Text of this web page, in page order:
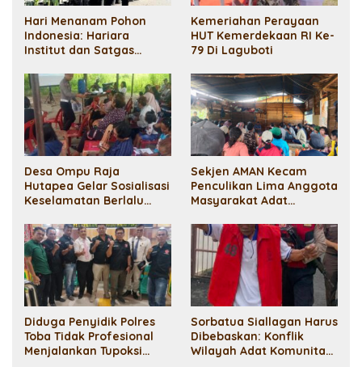
Hari Menanam Pohon
Indonesia: Hariara
Institut dan Satgas
Danau Toba Galakkan
Penghijauan di Baktiraja
Kemeriahan Perayaan
HUT Kemerdekaan RI Ke-
79 Di Laguboti
Desa Ompu Raja
Hutapea Gelar Sosialisasi
Keselamatan Berlalu
Sekjen AMAN Kecam
Penculikan Lima Anggota
Masyarakat Adat
HAM!
Diduga Penyidik Polres
Toba Tidak Profesional
Menjalankan Tupoksi
Sorbatua Siallagan Harus
Dibebaskan: Konflik
Wilayah Adat Komunitas